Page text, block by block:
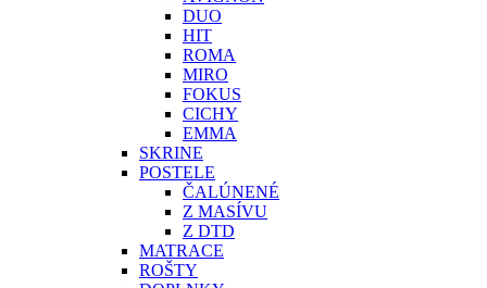
DUO
HIT
ROMA
MIRO
FOKUS
CICHY
EMMA
SKRINE
POSTELE
ČALÚNENÉ
Z MASÍVU
Z DTD
MATRACE
ROŠTY